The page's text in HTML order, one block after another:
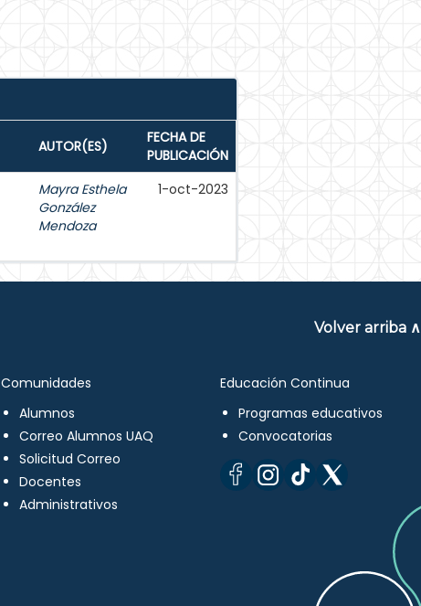
AUTOR(ES)
FECHA DE
PUBLICACIÓN
Mayra Esthela
González
Mendoza
1-oct-2023
Volver arriba ∧
Comunidades
Alumnos
Correo Alumnos UAQ
Solicitud Correo
Docentes
Administrativos
Educación Continua
Programas educativos
Convocatorias